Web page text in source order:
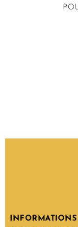
INFORMATIONS